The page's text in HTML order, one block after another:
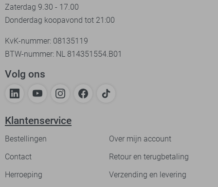
Zaterdag 9.30 - 17.00
Donderdag koopavond tot 21:00
KvK-nummer: 08135119
BTW-nummer: NL 814351554.B01
Volg ons
Klantenservice
Bestellingen
Over mijn account
Contact
Retour en terugbetaling
Herroeping
Verzending en levering